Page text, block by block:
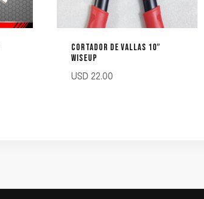
CORTADOR DE VALLAS 10″
WISEUP
USD 22.00